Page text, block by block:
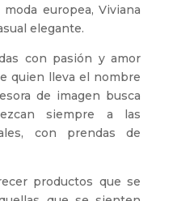
europea, Viviana
elegante.
con pasión y amor
quien lleva el nombre
de imagen busca
siempre a las
con prendas de
productos que se